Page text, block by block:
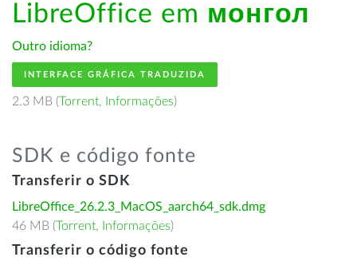
LibreOffice em монгол
Outro idioma?
INTERFACE GRÁFICA TRADUZIDA
2.3 MB (Torrent, Informações)
SDK e código fonte
Transferir o SDK
LibreOffice_26.2.3_MacOS_aarch64_sdk.dmg
46 MB (Torrent, Informações)
Transferir o código fonte